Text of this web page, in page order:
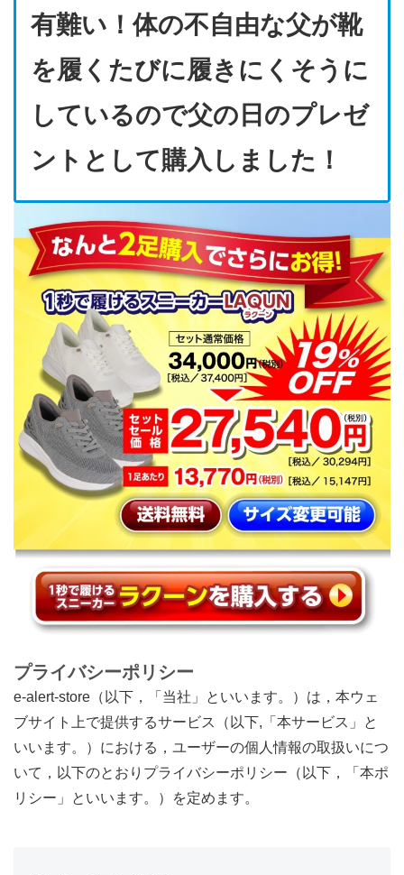
有難い！体の不自由な父が靴
を履くたびに履きにくそうに
しているので父の日のプレゼ
ントとして購入しました！
プライバシーポリシー
e-alert-store（以下，「当社」といいます。）は，本ウェ
ブサイト上で提供するサービス（以下,「本サービス」と
いいます。）における，ユーザーの個人情報の取扱いにつ
いて，以下のとおりプライバシーポリシー（以下，「本ポ
リシー」といいます。）を定めます。